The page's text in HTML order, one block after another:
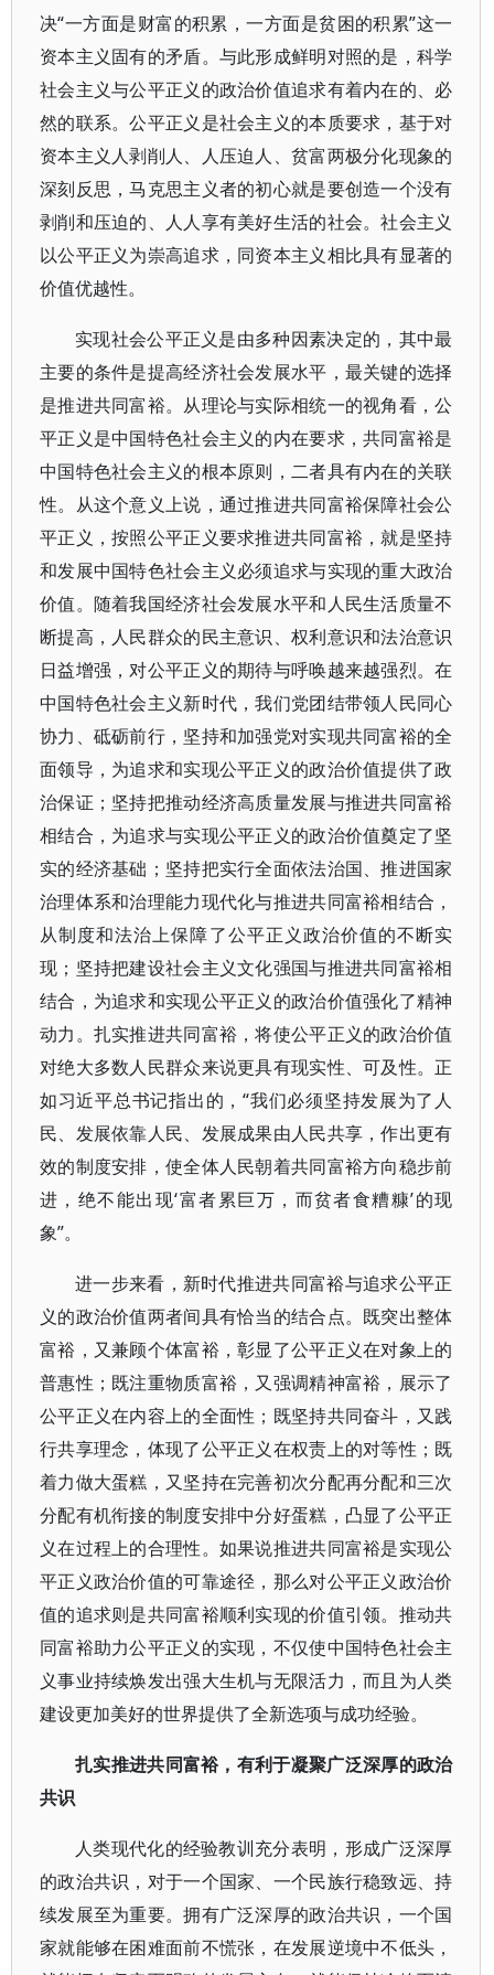
决“一方面是财富的积累，一方面是贫困的积累”这一
资本主义固有的矛盾。与此形成鲜明对照的是，科学
社会主义与公平正义的政治价值追求有着内在的、必
然的联系。公平正义是社会主义的本质要求，基于对
资本主义人剥削人、人压迫人、贫富两极分化现象的
深刻反思，马克思主义者的初心就是要创造一个没有
剥削和压迫的、人人享有美好生活的社会。社会主义
以公平正义为崇高追求，同资本主义相比具有显著的
价值优越性。
实现社会公平正义是由多种因素决定的，其中最
主要的条件是提高经济社会发展水平，最关键的选择
是推进共同富裕。从理论与实际相统一的视角看，公
平正义是中国特色社会主义的内在要求，共同富裕是
中国特色社会主义的根本原则，二者具有内在的关联
性。从这个意义上说，通过推进共同富裕保障社会公
平正义，按照公平正义要求推进共同富裕，就是坚持
和发展中国特色社会主义必须追求与实现的重大政治
价值。随着我国经济社会发展水平和人民生活质量不
断提高，人民群众的民主意识、权利意识和法治意识
日益增强，对公平正义的期待与呼唤越来越强烈。在
中国特色社会主义新时代，我们党团结带领人民同心
协力、砥砺前行，坚持和加强党对实现共同富裕的全
面领导，为追求和实现公平正义的政治价值提供了政
治保证；坚持把推动经济高质量发展与推进共同富裕
相结合，为追求与实现公平正义的政治价值奠定了坚
实的经济基础；坚持把实行全面依法治国、推进国家
治理体系和治理能力现代化与推进共同富裕相结合，
从制度和法治上保障了公平正义政治价值的不断实
现；坚持把建设社会主义文化强国与推进共同富裕相
结合，为追求和实现公平正义的政治价值强化了精神
动力。扎实推进共同富裕，将使公平正义的政治价值
对绝大多数人民群众来说更具有现实性、可及性。正
如习近平总书记指出的，“我们必须坚持发展为了人
民、发展依靠人民、发展成果由人民共享，作出更有
效的制度安排，使全体人民朝着共同富裕方向稳步前
进，绝不能出现‘富者累巨万，而贫者食糟糠’的现
象”。
进一步来看，新时代推进共同富裕与追求公平正
义的政治价值两者间具有恰当的结合点。既突出整体
富裕，又兼顾个体富裕，彰显了公平正义在对象上的
普惠性；既注重物质富裕，又强调精神富裕，展示了
公平正义在内容上的全面性；既坚持共同奋斗，又践
行共享理念，体现了公平正义在权责上的对等性；既
着力做大蛋糕，又坚持在完善初次分配再分配和三次
分配有机衔接的制度安排中分好蛋糕，凸显了公平正
义在过程上的合理性。如果说推进共同富裕是实现公
平正义政治价值的可靠途径，那么对公平正义政治价
值的追求则是共同富裕顺利实现的价值引领。推动共
同富裕助力公平正义的实现，不仅使中国特色社会主
义事业持续焕发出强大生机与无限活力，而且为人类
建设更加美好的世界提供了全新选项与成功经验。
扎实推进共同富裕，有利于凝聚广泛深厚的政治
共识
人类现代化的经验教训充分表明，形成广泛深厚
的政治共识，对于一个国家、一个民族行稳致远、持
续发展至为重要。拥有广泛深厚的政治共识，一个国
家就能够在困难面前不慌张，在发展逆境中不低头，